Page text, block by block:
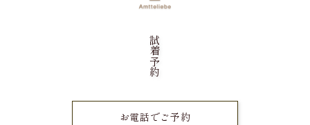
試着予約
お電話でご予約